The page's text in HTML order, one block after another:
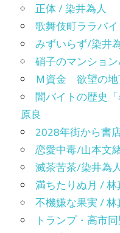
正体 / 染井為人
歌舞伎町ララバ
みずいらず/染井
硝子のマンショ
Ｍ資金 欲望の地
闇バイトの歴史
原良
2028年街から書
恋愛中毒/山本文
滅茶苦茶/染井為
満ちたりぬ月 / 林
不機嫌な果実 / 林
トランプ・高市